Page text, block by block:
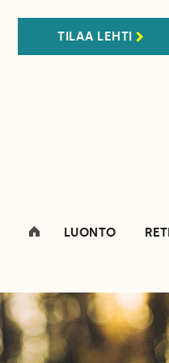
TILAA LEHTI
LUONTO